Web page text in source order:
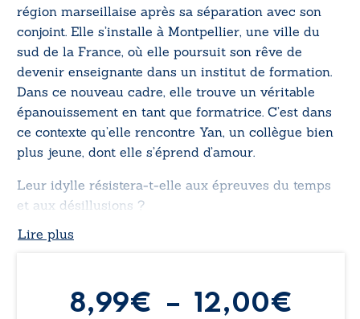
région marseillaise après sa séparation avec son
conjoint. Elle s’installe à Montpellier, une ville du
sud de la France, où elle poursuit son rêve de
devenir enseignante dans un institut de formation.
Dans ce nouveau cadre, elle trouve un véritable
épanouissement en tant que formatrice. C’est dans
ce contexte qu’elle rencontre Yan, un collègue bien
plus jeune, dont elle s’éprend d’amour.
Leur idylle résistera-t-elle aux épreuves du temps
et aux désillusions ?
Lire plus
8,99€ – 12,00€